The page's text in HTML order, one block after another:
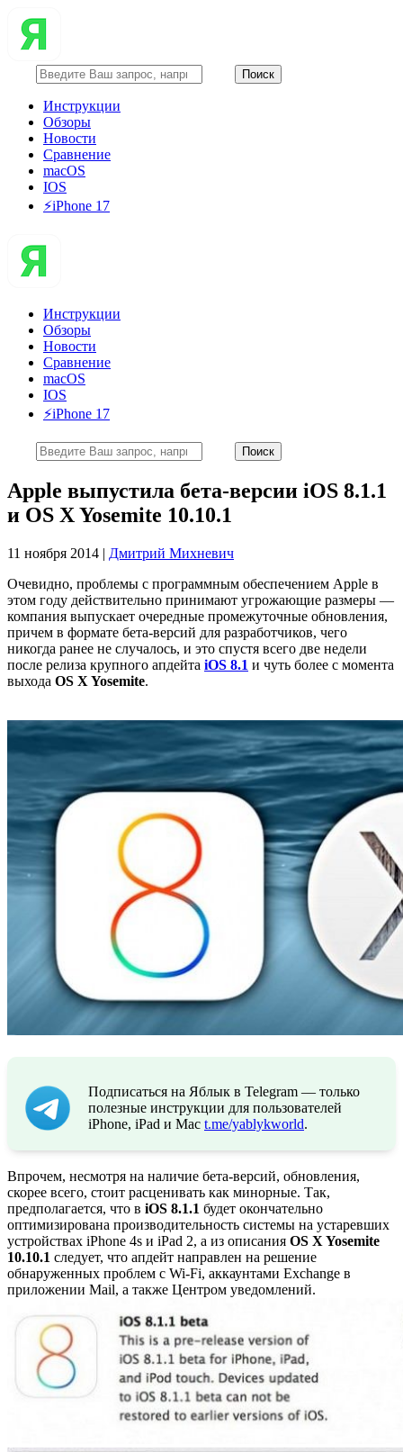
Инструкции
Обзоры
Новости
Сравнение
macOS
IOS
⚡️iPhone 17
Инструкции
Обзоры
Новости
Сравнение
macOS
IOS
⚡️iPhone 17
Apple выпустила бета-версии iOS 8.1.1
и OS X Yosemite 10.10.1
11 ноября 2014 | Дмитрий Михневич
Очевидно, проблемы с программным обеспечением Apple в
этом году действительно принимают угрожающие размеры —
компания выпускает очередные промежуточные обновления,
причем в формате бета-версий для разработчиков, чего
никогда ранее не случалось, и это спустя всего две недели
после релиза крупного апдейта iOS 8.1 и чуть более с момента
выхода OS X Yosemite.
Подписаться на Яблык в Telegram — только
полезные инструкции для пользователей
iPhone, iPad и Mac t.me/yablykworld.
Впрочем, несмотря на наличие бета-версий, обновления,
скорее всего, стоит расценивать как минорные. Так,
предполагается, что в iOS 8.1.1 будет окончательно
оптимизирована производительность системы на устаревших
устройствах iPhone 4s и iPad 2, а из описания OS X Yosemite
10.10.1 следует, что апдейт направлен на решение
обнаруженных проблем с Wi-Fi, аккаунтами Exchange в
приложении Mail, а также Центром уведомлений.